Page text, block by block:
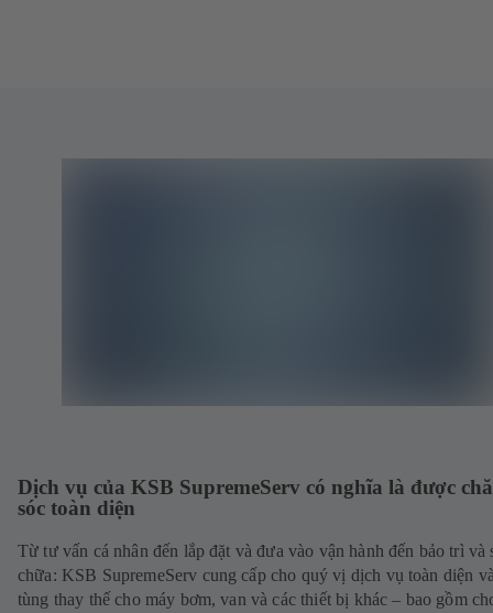
Dịch vụ của KSB SupremeServ có nghĩa là được
sóc toàn diện
Từ tư vấn cá nhân đến lắp đặt và đưa vào vận hành đến bảo trì và
chữa: KSB SupremeServ cung cấp cho quý vị dịch vụ toàn diện
tùng thay thế cho máy bơm, van và các thiết bị khác – bao gồm